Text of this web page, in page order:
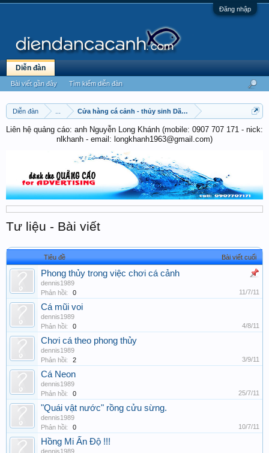
Đăng nhập
Diễn đàn Cửa hàng cá cảnh - thủy sinh Dã Tượng
Liên hệ quảng cáo: anh Nguyễn Long Khánh (mobile: 0907 707 171 - nick:
nlkhanh - email: longkhanh1963@gmail.com)
Tư liệu - Bài viết
Tiêu đề Bài viết cuối
Phong thủy trong việc chơi cá cảnh
dennis1989
Phản hồi:
0 11/7/11
Cá mũi voi
dennis1989
Phản hồi:
0 4/8/11
Chơi cá theo phong thủy
dennis1989
Phản hồi:
2 3/9/11
Cá Neon
dennis1989
Phản hồi:
0 25/7/11
"Quái vật nước" rồng cửu sừng.
dennis1989
Phản hồi:
0 10/7/11
Hồng Mi Ấn Độ !!!
dennis1989
Diễn đàn
Bài viết gần đây Tìm kiếm diễn đàn